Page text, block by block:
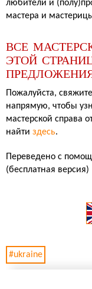
любители и
мастера и
ВСЕ
ЭТОЙ
Пожалуйста,
напрямую, чтобы
мастерской справа
найти здесь.
Переведено с
(бесплатная версия)